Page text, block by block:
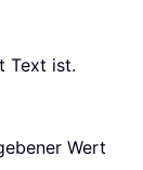
Text ist.
Wert